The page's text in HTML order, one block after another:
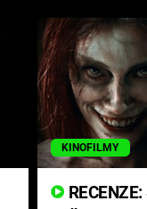
KINOFILMY